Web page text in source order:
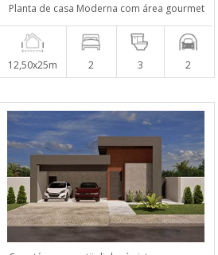
Planta de casa Moderna com área gourmet
12,50x25m 2 3 2